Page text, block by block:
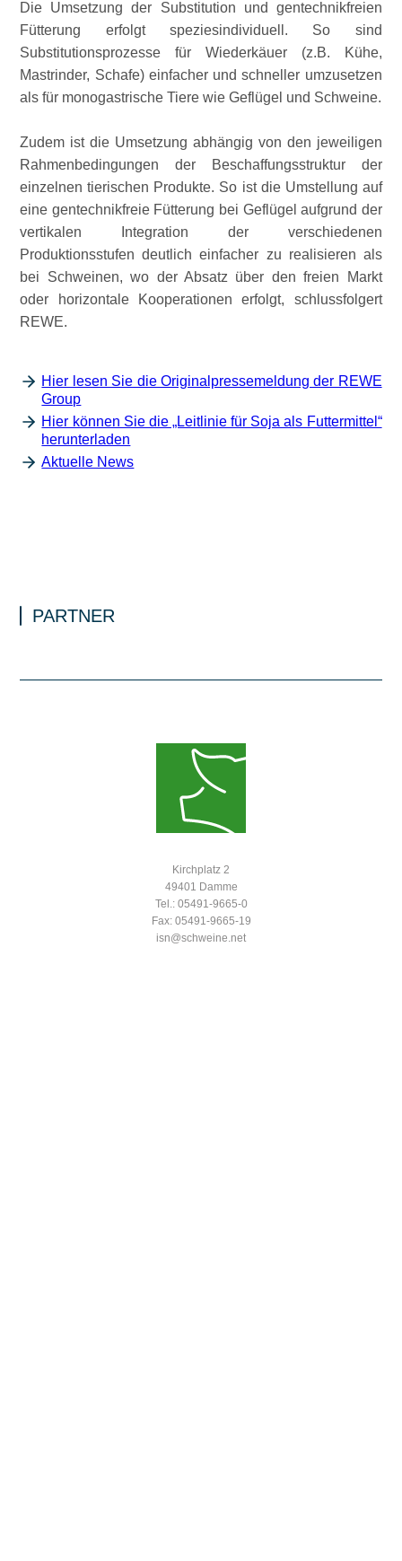
Die Umsetzung der Substitution und gentechnikfreien
Fütterung erfolgt speziesindividuell. So sind
Substitutionsprozesse für Wiederkäuer (z.B. Kühe,
Mastrinder, Schafe) einfacher und schneller umzusetzen
als für monogastrische Tiere wie Geflügel und Schweine.
Zudem ist die Umsetzung abhängig von den jeweiligen
Rahmenbedingungen der Beschaffungsstruktur der
einzelnen tierischen Produkte. So ist die Umstellung auf
eine gentechnikfreie Fütterung bei Geflügel aufgrund der
vertikalen Integration der verschiedenen
Produktionsstufen deutlich einfacher zu realisieren als
bei Schweinen, wo der Absatz über den freien Markt
oder horizontale Kooperationen erfolgt, schlussfolgert
REWE.
Hier lesen Sie die Originalpressemeldung der REWE
Group
Hier können Sie die „Leitlinie für Soja als Futtermittel“
herunterladen
Aktuelle News
PARTNER
Kirchplatz 2
49401 Damme
Tel.: 05491-9665-0
Fax: 05491-9665-19
isn@schweine.net